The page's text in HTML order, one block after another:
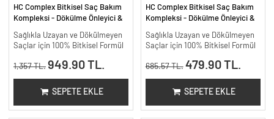
HC Complex Bitkisel Saç Bakım
Kompleksi - Dökülme Önleyici &
200 ml.
Sağlıkla Uzayan ve Dökülmeyen
Saçlar için 100% Bitkisel Formül
1,357 TL. 949.90 TL.
SEPETE EKLE
HC Complex Bitkisel Saç Bakım
Kompleksi - Dökülme Önleyici &
100 ml
Sağlıkla Uzayan ve Dökülmeyen
Saçlar için 100% Bitkisel Formül
685.57 TL. 479.90 TL.
SEPETE EKLE